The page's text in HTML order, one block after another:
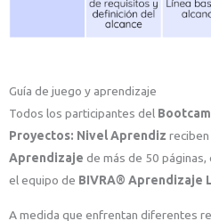
Guía de juego y aprendizaje
Todos los participantes del
Proyectos: Nivel Aprendiz reciben
Aprendizaje de más de 50
el equipo de BIVRA® Aprendizaje
A medida que enfrentan diferentes